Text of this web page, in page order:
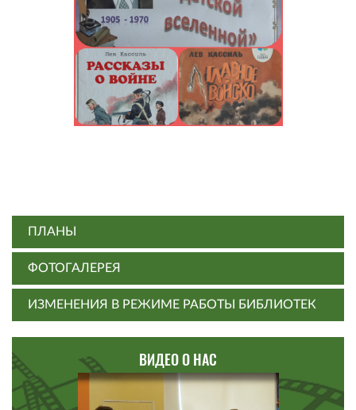
ПЛАНЫ
ФОТОГАЛЕРЕЯ
ИЗМЕНЕНИЯ В РЕЖИМЕ РАБОТЫ БИБЛИОТЕК
ВИДЕО О НАС